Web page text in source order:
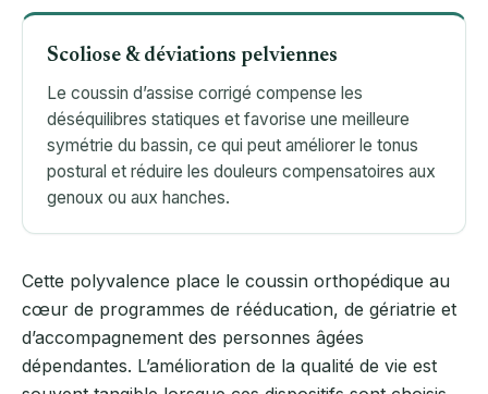
Scoliose & déviations pelviennes
Le coussin d’assise corrigé compense les
déséquilibres statiques et favorise une meilleure
symétrie du bassin, ce qui peut améliorer le tonus
postural et réduire les douleurs compensatoires aux
genoux ou aux hanches.
Cette polyvalence place le coussin orthopédique au
cœur de programmes de rééducation, de gériatrie et
d’accompagnement des personnes âgées
dépendantes. L’amélioration de la qualité de vie est